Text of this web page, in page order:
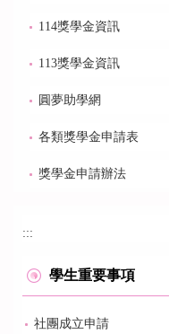
114獎學金資訊
113獎學金資訊
圓夢助學網
各類獎學金申請表
獎學金申請辦法
:::
學生重要事項
社團成立申請